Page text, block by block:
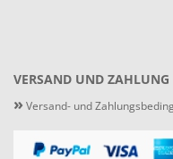
VERSAND UND ZAHLUNG
» Versand- und